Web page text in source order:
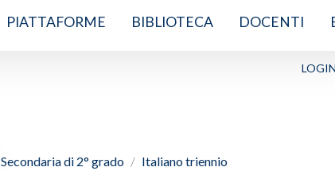
PIATTAFORME BIBLIOTECA DOCENTI
LOGIN
Secondaria di 2° grado Italiano triennio